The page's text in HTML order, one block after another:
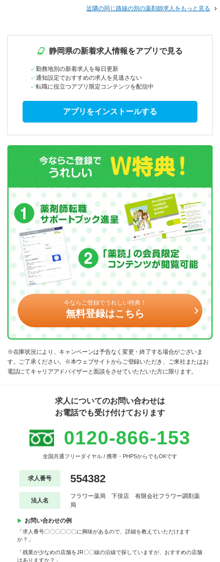
近隣の同じ路線の別の薬剤師求人をもっと見る
静岡県の新着求人情報をアプリで見る
勤務地別の新着求人を毎日更新
通知設定でおすすめの求人を見逃さない
転職に役立つアプリ限定コンテンツを配信中
アプリをインストールする
今ならご登録でうれしい特典！
無料登録はこちら
※在庫状況により、キャンペーンは予告なく変更・終了する場合がございま
す。ご了承ください。※本ウェブサイトからご登録いただき、ご来社またはお
電話にてキャリアアドバイザーと面談をさせていただいた方に限ります。
求人についてのお問い合わせは
お電話でも受け付けております
0120-866-153
全国共通フリーダイヤル / 携帯・PHPSからでもOKです
求人番号 554382
法人名
フラワー薬局 下俣店 有限会社フラワー調剤薬
局
お問い合わせの例
「求人番号〇〇〇〇〇〇に興味があるので、詳細を教えていただけます
か？」
「残業が少なめの店舗をJR〇〇線の沿線で探していますが、おすすめの店舗
はありますか？」